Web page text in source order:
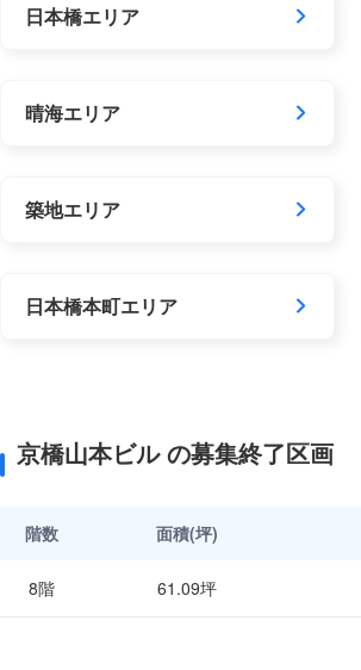
日本橋エリア
晴海エリア
築地エリア
日本橋本町エリア
京橋山本ビル の募集終了区画
階数 面積(坪)
8階 61.09坪